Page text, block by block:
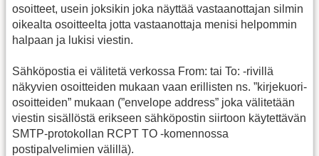
osoitteet, usein joksikin joka näyttää vastaanottajan silmin
oikealta osoitteelta jotta vastaanottaja menisi helpommin
halpaan ja lukisi viestin.
Sähköpostia ei välitetä verkossa From: tai To: -rivillä
näkyvien osoitteiden mukaan vaan erillisten ns. ”kirjekuori-
osoitteiden” mukaan (”envelope address” joka välitetään
viestin sisällöstä erikseen sähköpostin siirtoon käytettävän
SMTP-protokollan RCPT TO -komennossa
postipalvelimien välillä).